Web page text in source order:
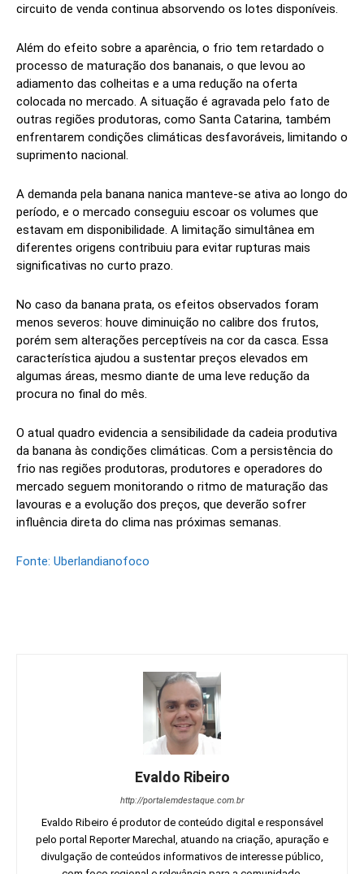
circuito de venda continua absorvendo os lotes disponíveis.
Além do efeito sobre a aparência, o frio tem retardado o
processo de maturação dos bananais, o que levou ao
adiamento das colheitas e a uma redução na oferta
colocada no mercado. A situação é agravada pelo fato de
outras regiões produtoras, como Santa Catarina, também
enfrentarem condições climáticas desfavoráveis, limitando o
suprimento nacional.
A demanda pela banana nanica manteve-se ativa ao longo do
período, e o mercado conseguiu escoar os volumes que
estavam em disponibilidade. A limitação simultânea em
diferentes origens contribuiu para evitar rupturas mais
significativas no curto prazo.
No caso da banana prata, os efeitos observados foram
menos severos: houve diminuição no calibre dos frutos,
porém sem alterações perceptíveis na cor da casca. Essa
característica ajudou a sustentar preços elevados em
algumas áreas, mesmo diante de uma leve redução da
procura no final do mês.
O atual quadro evidencia a sensibilidade da cadeia produtiva
da banana às condições climáticas. Com a persistência do
frio nas regiões produtoras, produtores e operadores do
mercado seguem monitorando o ritmo de maturação das
lavouras e a evolução dos preços, que deverão sofrer
influência direta do clima nas próximas semanas.
Fonte: Uberlandianofoco
Evaldo Ribeiro
http://portalemdestaque.com.br
Evaldo Ribeiro é produtor de conteúdo digital e responsável
pelo portal Reporter Marechal, atuando na criação, apuração e
divulgação de conteúdos informativos de interesse público,